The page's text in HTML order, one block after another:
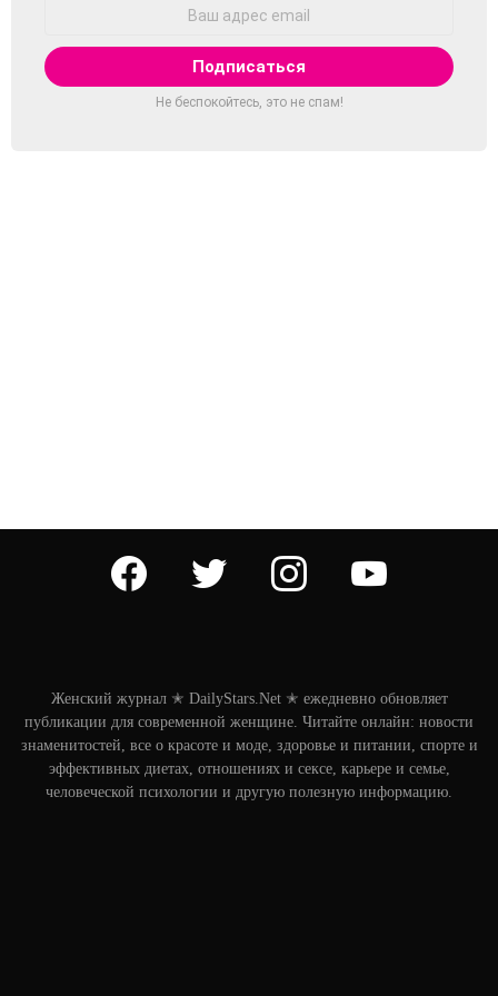
Не беспокойтесь, это не спам!
facebook twitter instagram youtube
Женский журнал ✭ DailyStars.Net ✭ ежедневно обновляет
публикации для современной женщине. Читайте онлайн: новости
знаменитостей, все о красоте и моде, здоровье и питании, спорте и
эффективных диетах, отношениях и сексе, карьере и семье,
человеческой психологии и другую полезную информацию.